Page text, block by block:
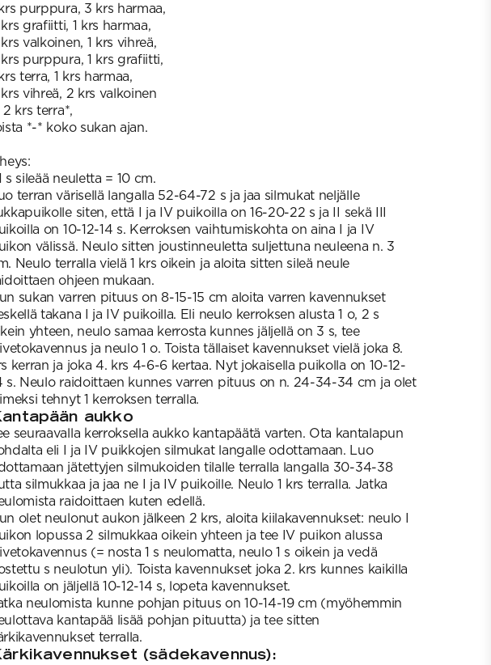
purppura, 3 krs harmaa,
grafiitti, 1 krs harmaa,
valkoinen, 1 krs vihreä,
purppura, 1 krs grafiitti,
terra, 1 krs harmaa,
vihreä, 2 krs valkoinen
2 krs terra*,
*-* koko sukan ajan.
s sileää neuletta = 10 cm.
terran värisellä langalla 52-64-72 s ja jaa silmukat neljälle
siten, että I ja IV puikoilla on 16-20-22 s ja II sekä III
on 10-12-14 s. Kerroksen vaihtumiskohta on aina I ja IV
välissä. Neulo sitten joustinneuletta suljettuna neuleena n. 3
Neulo terralla vielä 1 krs oikein ja aloita sitten sileä neule
ohjeen mukaan.
sukan varren pituus on 8-15-15 cm aloita varren kavennukset
takana I ja IV puikoilla. Eli neulo kerroksen alusta 1 o, 2 s
yhteen, neulo samaa kerrosta kunnes jäljellä on 3 s, tee
ja neulo 1 o. Toista tällaiset kavennukset vielä joka 8.
kerran ja joka 4. krs 4-6-6 kertaa. Nyt jokaisella puikolla on 10-12-
s. Neulo raidoittaen kunnes varren pituus on n. 24-34-34 cm ja olet
tehnyt 1 kerroksen terralla.
aukko
seuraavalla kerroksella aukko kantapäätä varten. Ota kantalapun
eli I ja IV puikkojen silmukat langalle odottamaan. Luo
jätettyjen silmukoiden tilalle terralla langalla 30-34-38
silmukkaa ja jaa ne I ja IV puikoille. Neulo 1 krs terralla. Jatka
raidoittaen kuten edellä.
olet neulonut aukon jälkeen 2 krs, aloita kiilakavennukset: neulo I
lopussa 2 silmukkaa oikein yhteen ja tee IV puikon alussa
(= nosta 1 s neulomatta, neulo 1 s oikein ja vedä
s neulotun yli). Toista kavennukset joka 2. krs kunnes kaikilla
on jäljellä 10-12-14 s, lopeta kavennukset.
neulomista kunne pohjan pituus on 10-14-19 cm (myöhemmin
kantapää lisää pohjan pituutta) ja tee sitten
terralla.
(sädekavennus):